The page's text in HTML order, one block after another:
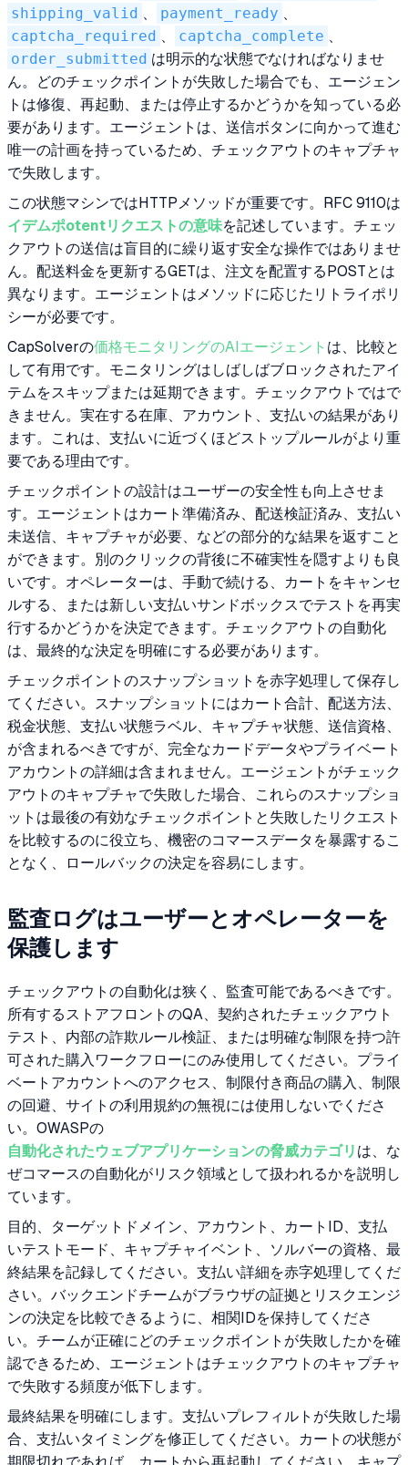
shipping_valid
payment_ready
captcha_required
captcha_complete
order_submitted は明示的な状態でなければなりませ
ん。どのチェックポイントが失敗した場合でも、エージェン
トは修復、再起動、または停止するかどうかを知っている必
要があります。エージェントは、送信ボタンに向かって進む
唯一の計画を持っているため、チェックアウトのキャプチャ
で失敗します。
この状態マシンではHTTPメソッドが重要です。RFC 9110は
イデムポotentリクエストの意味を記述しています。チェッ
クアウトの送信は盲目的に繰り返す安全な操作ではありませ
ん。配送料金を更新するGETは、注文を配置するPOSTとは
異なります。エージェントはメソッドに応じたリトライポリ
シーが必要です。
CapSolverの価格モニタリングのAIエージェント は、比較と
して有用です。モニタリングはしばしばブロックされたアイ
テムをスキップまたは延期できます。チェックアウトではで
きません。実在する在庫、アカウント、支払いの結果があり
ます。これは、支払いに近づくほどストップルールがより重
要である理由です。
チェックポイントの設計はユーザーの安全性も向上させま
す。エージェントはカート準備済み、配送検証済み、支払い
未送信、キャプチャが必要、などの部分的な結果を返すこと
ができます。別のクリックの背後に不確実性を隠すよりも良
いです。オペレーターは、手動で続ける、カートをキャンセ
ルする、または新しい支払いサンドボックスでテストを再実
行するかどうかを決定できます。チェックアウトの自動化
は、最終的な決定を明確にする必要があります。
チェックポイントのスナップショットを赤字処理して保存し
てください。スナップショットにはカート合計、配送方法、
税金状態、支払い状態ラベル、キャプチャ状態、送信資格、
が含まれるべきですが、完全なカードデータやプライベート
アカウントの詳細は含まれません。エージェントがチェック
アウトのキャプチャで失敗した場合、これらのスナップショ
ットは最後の有効なチェックポイントと失敗したリクエスト
を比較するのに役立ち、機密のコマースデータを暴露するこ
となく、ロールバックの決定を容易にします。
監査ログはユーザーとオペレーターを
保護します
チェックアウトの自動化は狭く、監査可能であるべきです。
所有するストアフロントのQA、契約されたチェックアウト
テスト、内部の詐欺ルール検証、または明確な制限を持つ許
可された購入ワークフローにのみ使用してください。プライ
ベートアカウントへのアクセス、制限付き商品の購入、制限
の回避、サイトの利用規約の無視には使用しないでくださ
い。OWASPの
自動化されたウェブアプリケーションの脅威カテゴリ は、な
ぜコマースの自動化がリスク領域として扱われるかを説明し
ています。
目的、ターゲットドメイン、アカウント、カートID、支払
いテストモード、キャプチャイベント、ソルバーの資格、最
終結果を記録してください。支払い詳細を赤字処理してくだ
さい。バックエンドチームがブラウザの証拠とリスクエンジ
ンの決定を比較できるように、相関IDを保持してくださ
い。チームが正確にどのチェックポイントが失敗したかを確
認できるため、エージェントはチェックアウトのキャプチャ
で失敗する頻度が低下します。
最終結果を明確にします。支払いプレフィルトが失敗した場
合、支払いタイミングを修正してください。カートの状態が